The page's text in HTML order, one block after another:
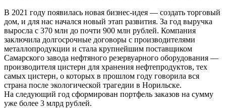
В 2021 году появилась новая бизнес-идея — создать торговый
дом, и для нас начался новый этап развития. За год выручка
выросла с 370 млн до почти 900 млн рублей. Компания
заключила долгосрочные договоры с производителями
металлопродукции и стала крупнейшим поставщиком
Самарского завода нефтяного резервуарного оборудования —
производителя цистерн для хранения нефтепродуктов, тех
самых цистерн, о которых в прошлом году говорила вся
страна после экологической трагедии в Норильске.
На следующий год сформирован портфель заказов на сумму
уже более 3 млрд рублей.